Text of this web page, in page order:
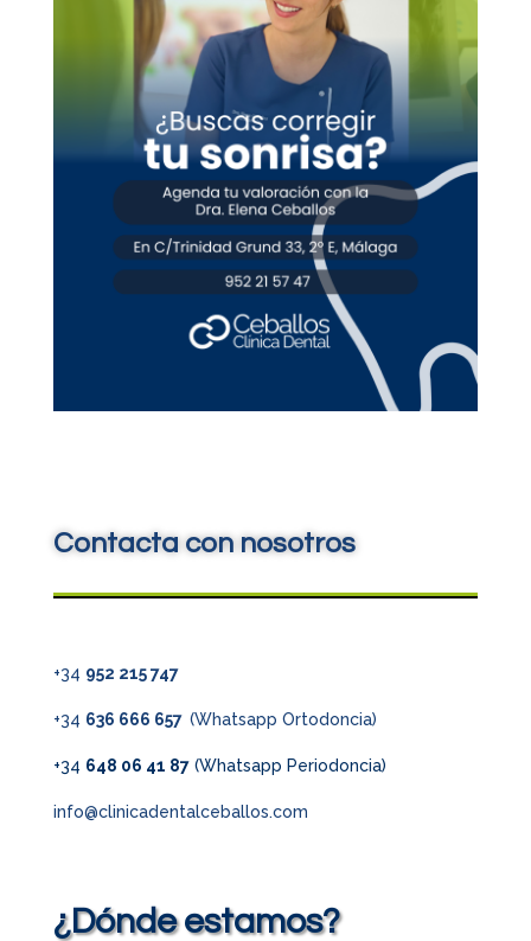
Contacta con nosotros
+34 952 215 747
+34 636 666 657 (Whatsapp Ortodoncia)
+34 648 06 41 87(Whatsapp Periodoncia)
info@clinicadentalceballos.com
¿Dónde estamos?